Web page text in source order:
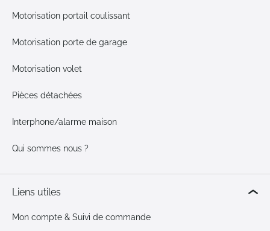
Motorisation portail coulissant
Motorisation porte de garage
Motorisation volet
Pièces détachées
Interphone/alarme maison
Qui sommes nous ?
Liens utiles
Mon compte & Suivi de commande